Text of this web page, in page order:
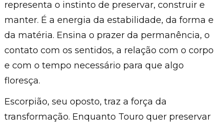
representa o instinto de preservar, construir e
manter. É a energia da estabilidade, da forma e
da matéria. Ensina o prazer da permanência, o
contato com os sentidos, a relação com o corpo
e com o tempo necessário para que algo
floresça.
Escorpião, seu oposto, traz a força da
transformação. Enquanto Touro quer preservar